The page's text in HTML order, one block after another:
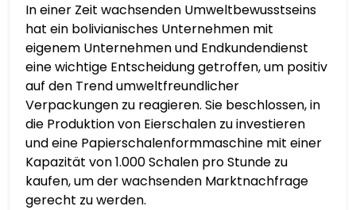
In einer Zeit wachsenden Umweltbewusstseins
hat ein bolivianisches Unternehmen mit
eigenem Unternehmen und Endkundendienst
eine wichtige Entscheidung getroffen, um positiv
auf den Trend umweltfreundlicher
Verpackungen zu reagieren. Sie beschlossen, in
die Produktion von Eierschalen zu investieren
und eine Papierschalenformmaschine mit einer
Kapazität von 1.000 Schalen pro Stunde zu
kaufen, um der wachsenden Marktnachfrage
gerecht zu werden.